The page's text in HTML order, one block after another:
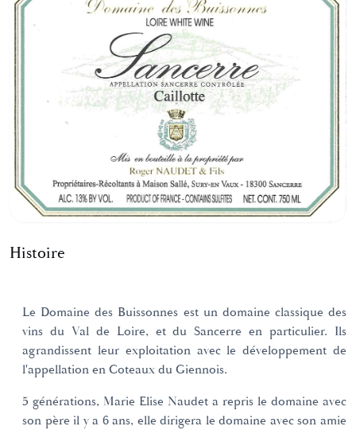
Histoire
Le Domaine des Buissonnes est un domaine classique des
vins du Val de Loire, et du Sancerre en particulier. Ils
agrandissent leur exploitation avec le développement de
l'appellation en Coteaux du Giennois.
5 générations, Marie Elise Naudet a repris le domaine avec
son père il y a 6 ans, elle dirigera le domaine avec son amie